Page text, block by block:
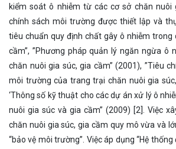
kiểm soát ô nhiễm từ các cơ sở chăn nuôi
chính sách môi trường được thiết lập và
tiêu chuẩn quy định chất gây ô nhiễm trong
cầm”, ”Phương pháp quản lý ngăn ngừa ô
chăn nuôi gia súc, gia cầm” (2001), ”Tiêu
môi trường của trang trại chăn nuôi gia
‘Thông số kỹ thuật cho các dự án xử lý ô
nuôi gia súc và gia cầm” (2009) [2]. Việc
chăn nuôi gia súc, gia cầm quy mô vừa và
“bảo vệ môi trường”. Việc áp dụng “Hệ thống